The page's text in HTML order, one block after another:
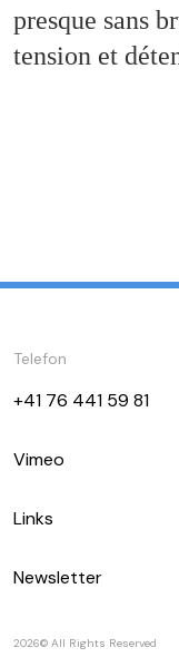
presque sans
tension et
Telefon
+41 76 441 59 81‬
Vimeo
Links
Newsletter
2026© All Rights Reserved